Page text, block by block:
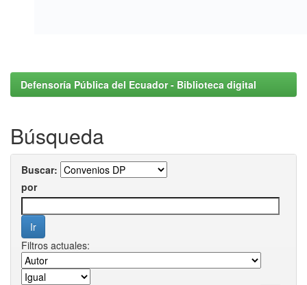
Defensoría Pública del Ecuador - Biblioteca digital
Búsqueda
Buscar:
por
Filtros actuales: